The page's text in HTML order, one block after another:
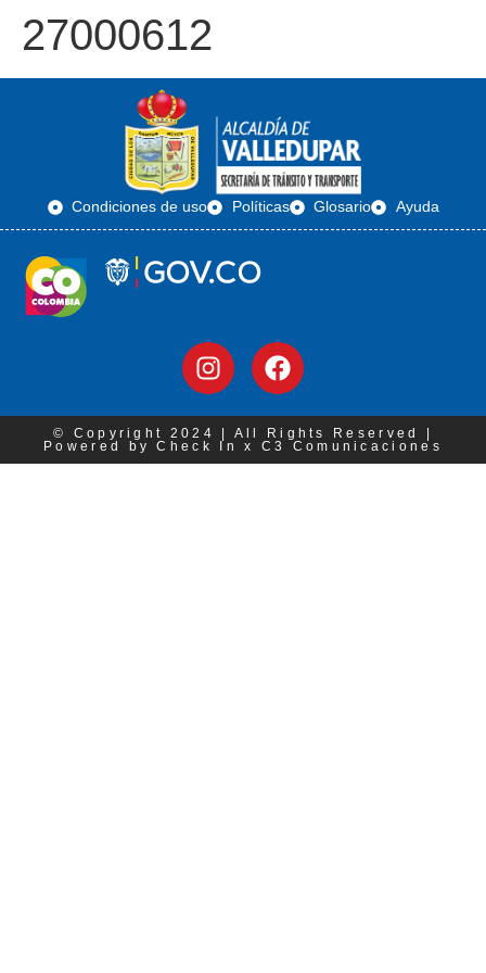
27000612
Condiciones de uso Políticas Glosario Ayuda
© Copyright 2024 | All Rights Reserved |
Powered by Check In x C3 Comunicaciones